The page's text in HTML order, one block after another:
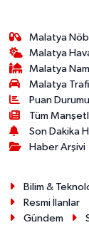
Malatya
Malatya
Malatya
Malatya
Puan
Tüm
Son Dakika
Haber Arşivi
Bilim &
Resmi İlanlar
Gündem